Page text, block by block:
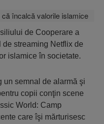
de Cooperare a
streaming Netflix de
islamice în societate.
un semnal de alarmă şi
copii conţin scene
World: Camp
care îşi mărturisesc